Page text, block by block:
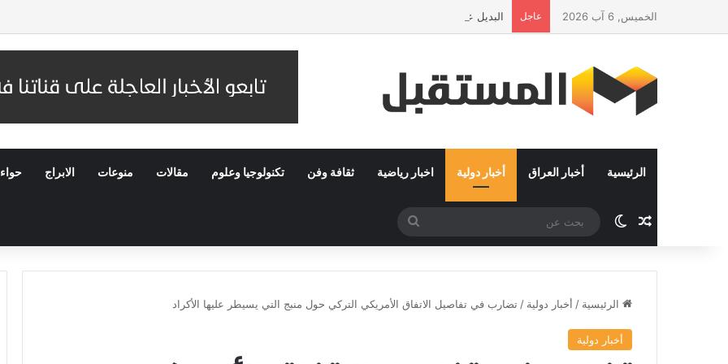
الخميس, 6 آب 2026 عاجل البديل عن ربيع عربي جديد : التمسك بالثوابت الديمقراطية ومقاومة الإلحاق بالقوى الأجنبية
الرئيسية أخبار العراق أخبار دولية اخبار رياضية ثقافة وفن تكنولوجيا وعلوم مقالات منوعات الابراج حواء
مقال عشوائي
الوضع المظلم
عن
الرئيسية / أخبار دولية / تضارب في تفاصيل الاتفاق الأمريكي التركي حول منبج التي يسيطر عليها الأكراد
أخبار دولية